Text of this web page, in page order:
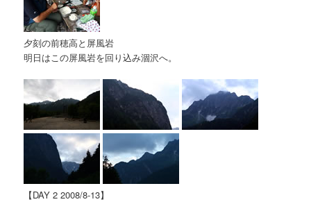
夕刻の前穂高と屏風岩
明日はこの屏風岩を回り込み涸沢へ。
【DAY 2 2008/8-13】